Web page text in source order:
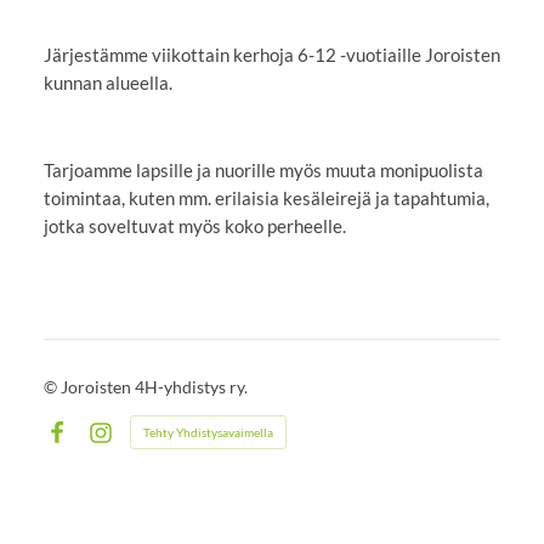
Järjestämme viikottain kerhoja 6-12 -vuotiaille Joroisten
kunnan alueella.
Tarjoamme lapsille ja nuorille myös muuta monipuolista
toimintaa, kuten mm. erilaisia kesäleirejä ja tapahtumia,
jotka soveltuvat myös koko perheelle.
© Joroisten 4H-yhdistys ry.
Instagram
Tehty Yhdistysavaimella